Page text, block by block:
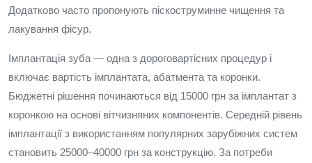
Додатково часто пропонують піскоструминне чищення та
лакування фісур.
Імплантація зуба — одна з дороговартісних процедур і
включає вартість імплантата, абатмента та коронки.
Бюджетні рішення починаються від 15000 грн за імплантат з
коронкою на основі вітчизняних компонентів. Середній рівень
імплантації з використанням популярних зарубіжних систем
становить 25000–40000 грн за конструкцію. За потреби